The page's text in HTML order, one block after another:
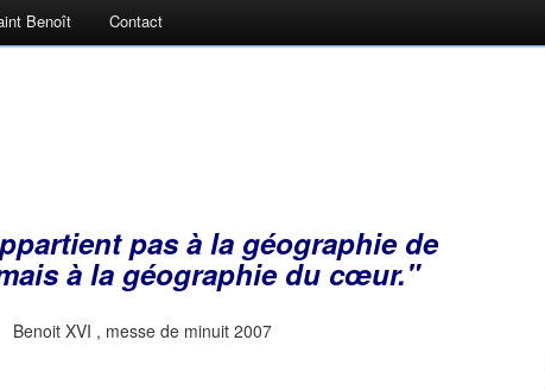
Benoît Contact
pas à la géographie de
à la géographie du cœur."
Benoit XVI , messe de minuit 2007